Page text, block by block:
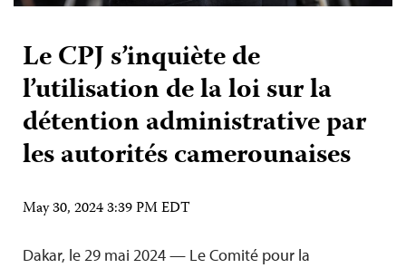
Le CPJ s’inquiète de
l’utilisation de la loi sur la
détention administrative par
les autorités camerounaises
May 30, 2024 3:39 PM EDT
Dakar, le 29 mai 2024 — Le Comité pour la